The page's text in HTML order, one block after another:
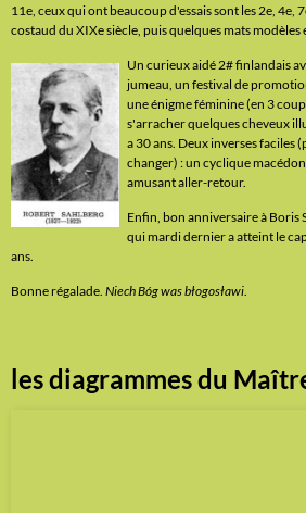
11e, ceux qui ont beaucoup d'essais sont les 2e, 4e,
costaud du XIXe siècle, puis quelques mats modèles
Un curieux aidé 2# finlandais
jumeau, un festival de
une énigme féminine (en 3
s'arracher quelques cheveux
a 30 ans. Deux inverses faciles
changer) : un cyclique
amusant aller-retour.
Enfin, bon anniversaire à Boris
qui mardi dernier a atteint le
ans.
Bonne régalade. Niech Bóg was błogosławi.
les diagrammes du